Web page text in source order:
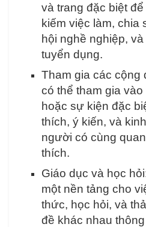
và trang đặc biệt
kiếm việc làm, chia
hội nghề nghiệp,
tuyển dụng.
Tham gia các cộng
có thể tham gia
hoặc sự kiện đặc
thích, ý kiến, và
người có cùng
thích.
Giáo dục và học
một nền tảng cho
thức, học hỏi, và
đề khác nhau